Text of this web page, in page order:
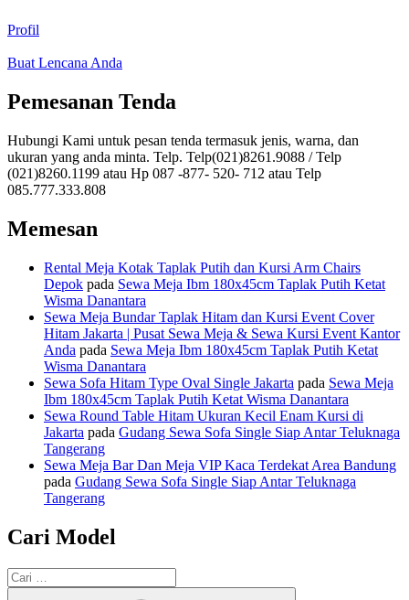
Profil
Buat Lencana Anda
Pemesanan Tenda
Hubungi Kami untuk pesan tenda termasuk jenis, warna, dan
ukuran yang anda minta. Telp. Telp(021)8261.9088 / Telp
(021)8260.1199 atau Hp 087 -877- 520- 712 atau Telp
085.777.333.808
Memesan
Rental Meja Kotak Taplak Putih dan Kursi Arm Chairs
Depok pada Sewa Meja Ibm 180x45cm Taplak Putih Ketat
Wisma Danantara
Sewa Meja Bundar Taplak Hitam dan Kursi Event Cover
Hitam Jakarta | Pusat Sewa Meja & Sewa Kursi Event Kantor
Anda pada Sewa Meja Ibm 180x45cm Taplak Putih Ketat
Wisma Danantara
Sewa Sofa Hitam Type Oval Single Jakarta pada Sewa Meja
Ibm 180x45cm Taplak Putih Ketat Wisma Danantara
Sewa Round Table Hitam Ukuran Kecil Enam Kursi di
Jakarta pada Gudang Sewa Sofa Single Siap Antar Teluknaga
Tangerang
Sewa Meja Bar Dan Meja VIP Kaca Terdekat Area Bandung
pada Gudang Sewa Sofa Single Siap Antar Teluknaga
Tangerang
Cari Model
Pencarian
untuk: